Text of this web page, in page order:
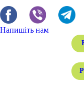
Напишіть нам